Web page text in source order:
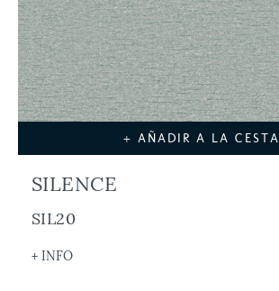
+ AÑADIR A LA CESTA
SILENCE
SIL20
+ INFO